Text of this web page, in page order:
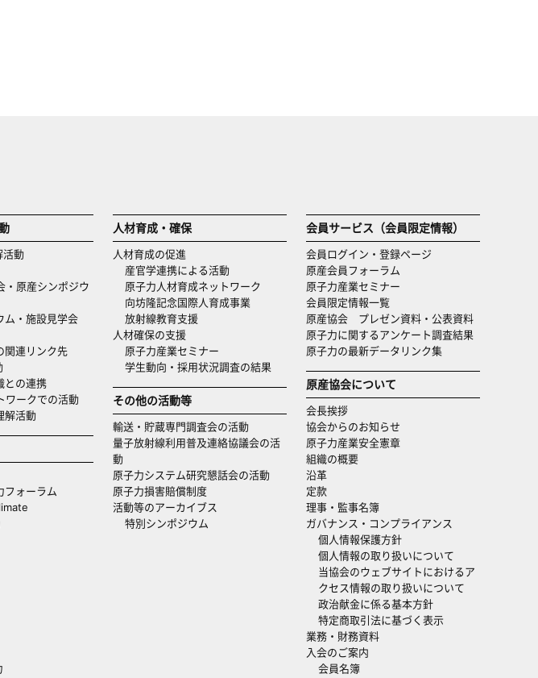
活動
・原産シンポジウ
ム・施設見学会
関連リンク先
との連携
ワークでの活動
解活動
フォーラム
人材育成・確保
人材育成の促進
産官学連携による活動
原子力人材育成ネットワーク
向坊隆記念国際人育成事業
放射線教育支援
人材確保の支援
原子力産業セミナー
学生動向・採用状況調査の結果
その他の活動等
輸送・貯蔵専門調査会の活動
量子放射線利用普及連絡協議会の活
動
原子力システム研究懇話会の活動
原子力損害賠償制度
活動等のアーカイブス
特別シンポジウム
会員サービス（会員限定情報）
会員ログイン・登録ページ
原産会員フォーラム
原子力産業セミナー
会員限定情報一覧
原産協会 プレゼン資料・公表資料
原子力に関するアンケート調査結果
原子力の最新データリンク集
原産協会について
会長挨拶
協会からのお知らせ
原子力産業安全憲章
組織の概要
沿革
定款
理事・監事名簿
ガバナンス・コンプライアンス
個人情報保護方針
個人情報の取り扱いについて
当協会のウェブサイトにおけるア
クセス情報の取り扱いについて
政治献金に係る基本方針
特定商取引法に基づく表示
業務・財務資料
入会のご案内
会員名簿